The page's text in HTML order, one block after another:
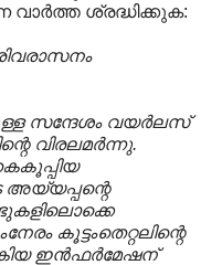
വാർത്ത ശ്രദ്ധിക്കുക:
സന്ദേശം വയര്‍ലസ്
വിരലമര്‍ന്നു.
കൂട്ടംതെറ്റലിന്റെ
ഇന്‍ഫര്‍മേഷന്